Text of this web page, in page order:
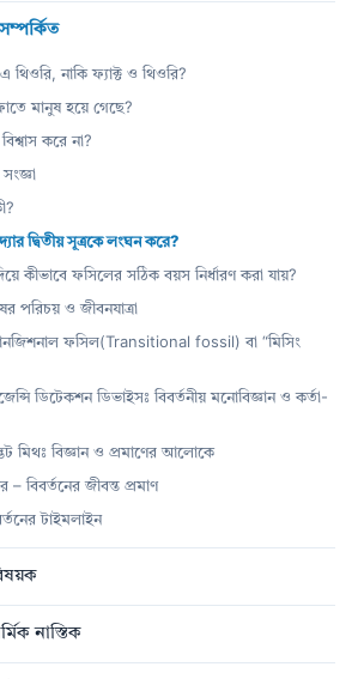
সম্পর্কিত
এ থিওরি, নাকি ফ্যাক্ট ও থিওরি?
মানুষ হয়ে গেছে?
বিশ্বাস করে না?
সংজ্ঞা
দ্বিতীয় সূত্রকে লংঘন করে?
কীভাবে ফসিলের সঠিক বয়স নির্ধারণ করা যায়?
পরিচয় ও জীবনযাত্রা
ট্রানজিশনাল ফসিল(Transitional fossil) বা “মিসিং
ডিটেকশন ডিভাইসঃ বিবর্তনীয় মনোবিজ্ঞান ও কর্তা-
মিথঃ বিজ্ঞান ও প্রমাণের আলোকে
বিবর্তনের জীবন্ত প্রমাণ
টাইমলাইন
নাস্তিক